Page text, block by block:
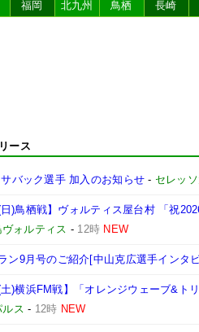
福岡 北九州 鳥栖 長崎
ース
バック選手 加入のお知らせ - セレッ
日)鳥栖戦】ヴォルティス屋台村 「祝
ォルティス - 12時 NEW
ン9月号のご紹介[中山克広選手インタ
土)横浜FM戦】「オレンジウェーブ&
ルス - 12時 NEW